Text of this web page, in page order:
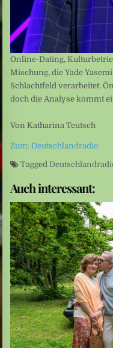
Online-Dating,
Mischung, die Yade
Schlachtfeld verarbeitet.
doch die Analyse kommt
Von Katharina Teutsch
Zum: Deutschlandradio
Tagged
Auch interessant: